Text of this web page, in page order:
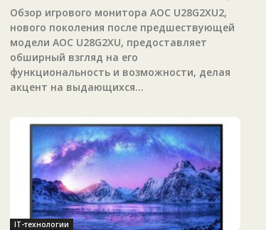
Обзор игрового монитора AOC U28G2XU2,
нового поколения после предшествующей
модели AOC U28G2XU, предоставляет
обширный взгляд на его
функциональность и возможности, делая
акцент на выдающихся...
IT-технологии